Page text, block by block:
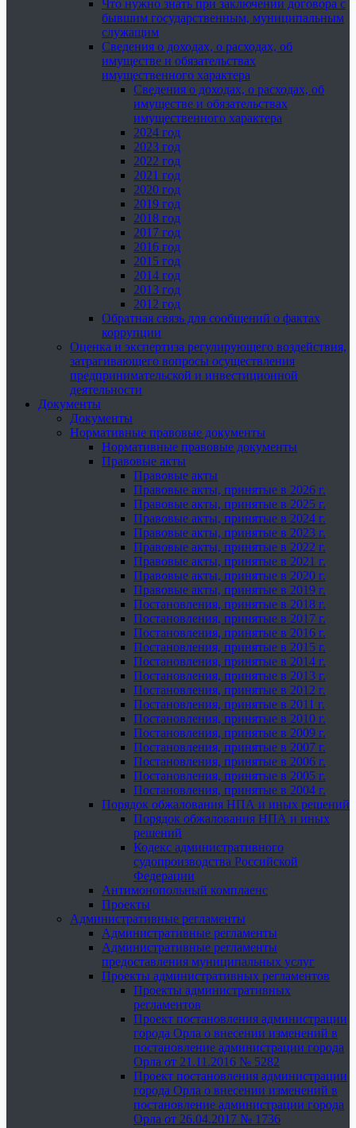
Что нужно знать при заключении договора с
бывшим государственным, муниципальным
служащим
Сведения о доходах, о расходах, об
имуществе и обязательствах
имущественного характера
Сведения о доходах, о расходах, об
имуществе и обязательствах
имущественного характера
2024 год
2023 год
2022 год
2021 год
2020 год
2019 год
2018 год
2017 год
2016 год
2015 год
2014 год
2013 год
2012 год
Обратная связь для сообщений о фактах
коррупции
Оценка и экспертиза регулирующего воздействия,
затрагивающего вопросы осуществления
предпринимательской и инвестиционной
деятельности
Документы
Документы
Нормативные правовые документы
Нормативные правовые документы
Правовые акты
Правовые акты
Правовые акты, принятые в 2026 г.
Правовые акты, принятые в 2025 г.
Правовые акты, принятые в 2024 г.
Правовые акты, принятые в 2023 г.
Правовые акты, принятые в 2022 г.
Правовые акты, принятые в 2021 г.
Правовые акты, принятые в 2020 г.
Правовые акты, принятые в 2019 г.
Постановления, принятые в 2018 г.
Постановления, принятые в 2017 г.
Постановления, принятые в 2016 г.
Постановления, принятые в 2015 г.
Постановления, принятые в 2014 г.
Постановления, принятые в 2013 г.
Постановления, принятые в 2012 г.
Постановления, принятые в 2011 г.
Постановления, принятые в 2010 г.
Постановления, принятые в 2009 г.
Постановления, принятые в 2007 г.
Постановления, принятые в 2006 г.
Постановления, принятые в 2005 г.
Постановления, принятые в 2004 г.
Порядок обжалования НПА и иных решений
Порядок обжалования НПА и иных
решений
Кодекс административного
судопроизводства Российской
Федерации
Антимонопольный комплаенс
Проекты
Административные регламенты
Административные регламенты
Административные регламенты
предоставления муниципальных услуг
Проекты административных регламентов
Проекты административных
регламентов
Проект постановления администрации
города Орла о внесении изменений в
постановление администрации города
Орла от 21.11.2016 № 5282
Проект постановления администрации
города Орла о внесении изменений в
постановление администрации города
Орла от 26.04.2017 № 1736